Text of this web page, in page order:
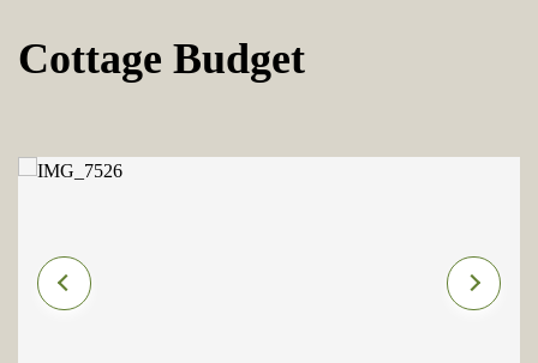
Cottage Budget